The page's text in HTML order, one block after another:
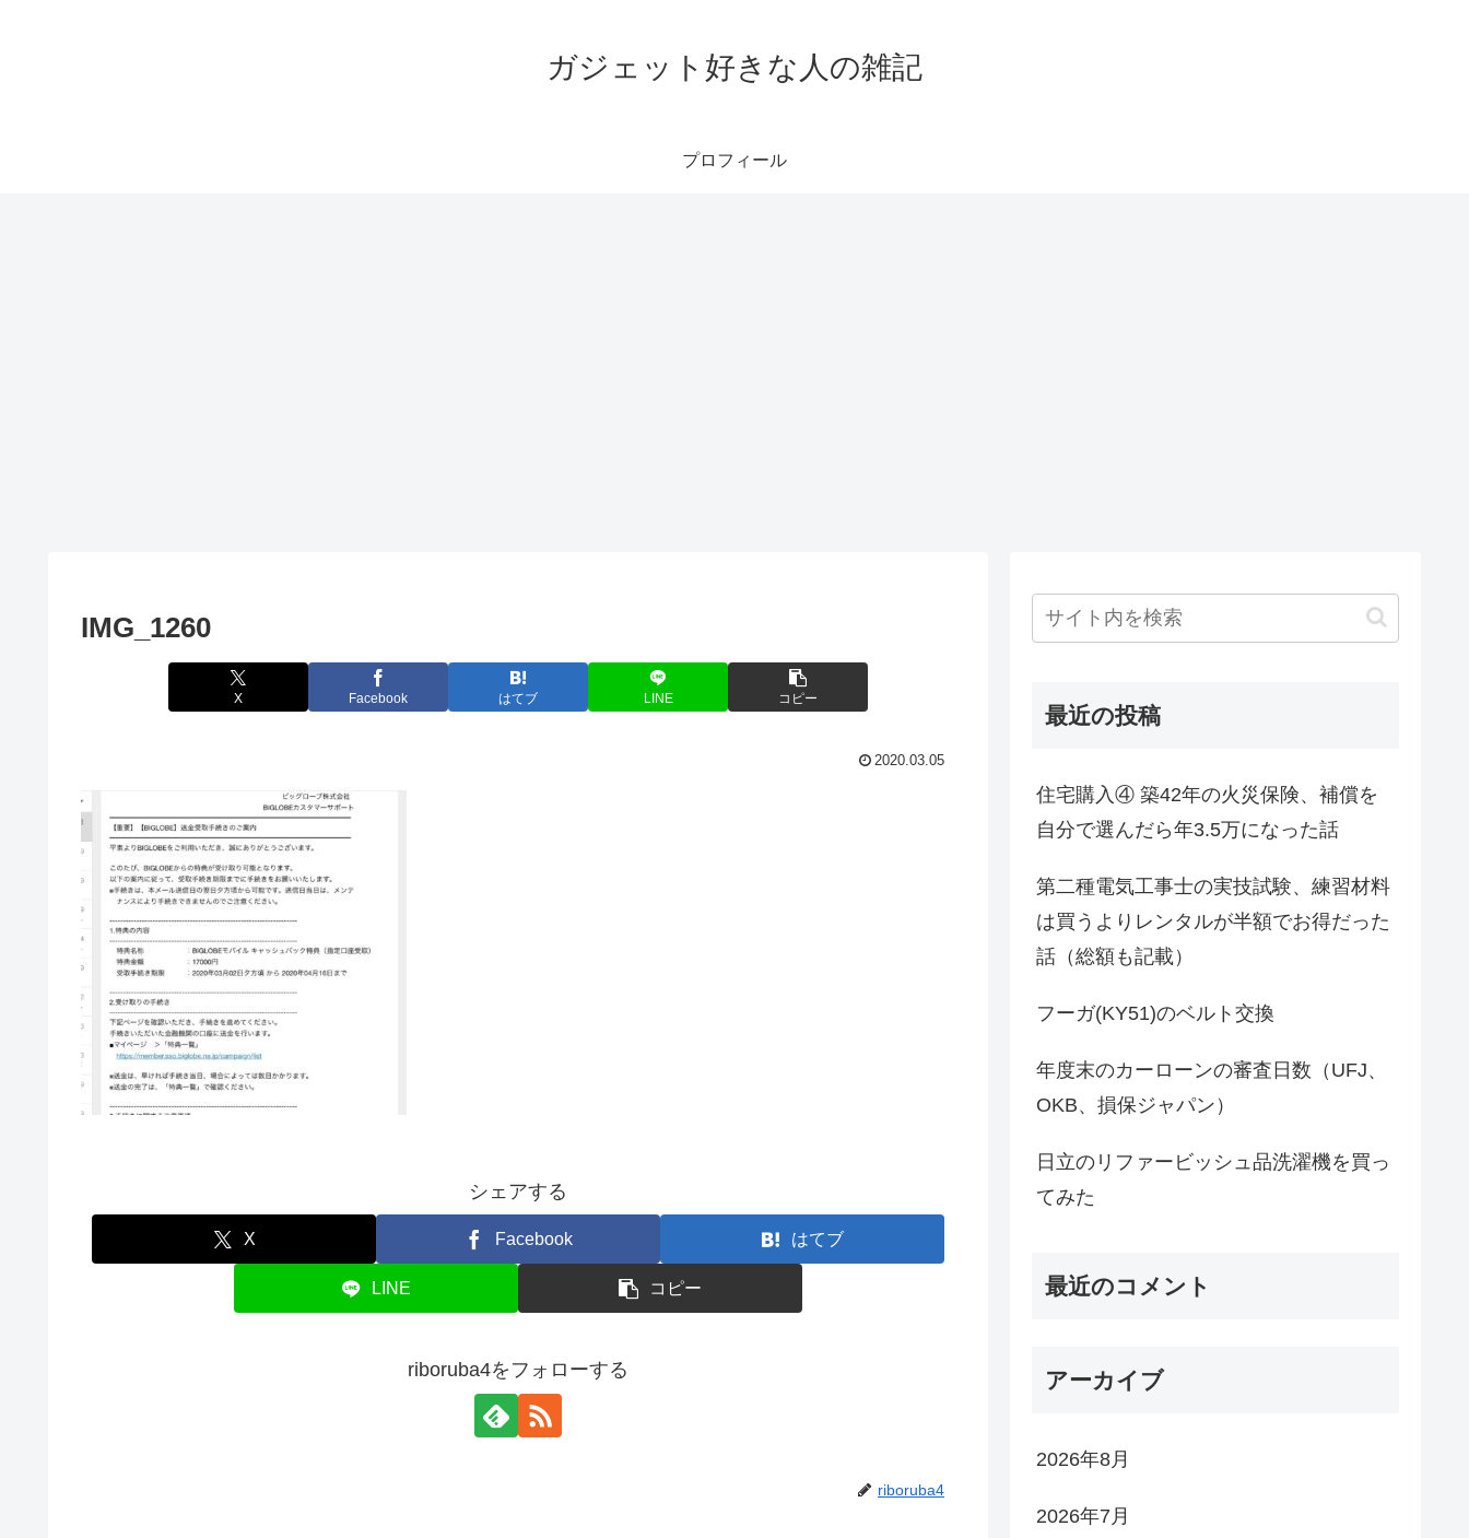
ガジェット好きな人の雑記
プロフィール
IMG_1260
X Facebook はてブ LINE コピー
2020.03.05
シェアする
X Facebook はてブ
LINE コピー
riboruba4をフォローする
riboruba4
最近の投稿
住宅購入④ 築42年の火災保険、補償を
自分で選んだら年3.5万になった話
第二種電気工事士の実技試験、練習材料
は買うよりレンタルが半額でお得だった
話（総額も記載）
フーガ(KY51)のベルト交換
年度末のカーローンの審査日数（UFJ、
OKB、損保ジャパン）
日立のリファービッシュ品洗濯機を買っ
てみた
最近のコメント
アーカイブ
2026年8月
2026年7月